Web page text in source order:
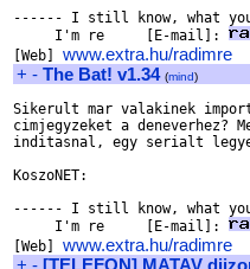
------ I still know, what
     I'm re     [E-mail]:
[Web] www.extra.hu/radimre
+ - The Bat! v1.34 (mind)
Sikerult mar valakinek
cimjegyzeket a deneverhez?
inditasnal, egy serialt
KoszoNET:
------ I still know, what
     I'm re     [E-mail]:
[Web] www.extra.hu/radimre
+ - [TELEFON] MATAV